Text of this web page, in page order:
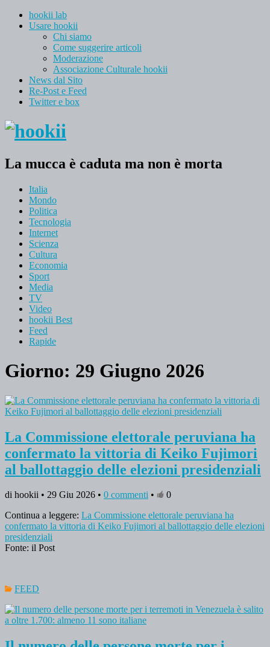
hookii lab
Usare hookii
Chi siamo
Come suggerire articoli
Moderazione
Associazione Culturale hookii
News dal Sito
Re-Post e Feed
Twitter e box
La mucca è caduta ma non è morta
Italia
Mondo
Politica
Tecnologia
Internet
Scienza
Cultura
Economia
Sport
Media
TV
Video
hookii Best
Feed
Rapide
Giorno: 29 Giugno 2026
La Commissione elettorale peruviana ha
confermato la vittoria di Keiko Fujimori
al ballottaggio delle elezioni presidenziali
di hookii • 29 Giu 2026 • 0 commenti •
0
Continua a leggere: La Commissione elettorale peruviana ha
confermato la vittoria di Keiko Fujimori al ballottaggio delle elezioni
presidenziali
Fonte: il Post
FEED